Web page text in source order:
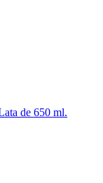
de 650 ml.